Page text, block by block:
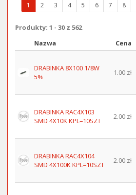
1
(wybrana
strona)
2 3 4 5 6 7 8
Produkty: 1 - 30 z 562
Obraz
Nazwa Cena
DRABINKA 8X100 1/8W
5%
1.00 zł
DRABINKA RAC4X103
SMD 4X10K KPL=10SZT
2.00 zł
DRABINKA RAC4X104
SMD 4X100K KPL=10SZT
2.00 zł